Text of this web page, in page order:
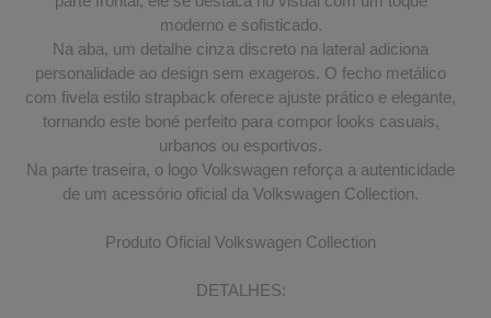
moderno e sofisticado.
Na aba, um detalhe cinza discreto na lateral adiciona
personalidade ao design sem exageros. O fecho metálico
com fivela estilo strapback oferece ajuste prático e elegante,
tornando este boné perfeito para compor looks casuais,
urbanos ou esportivos.
Na parte traseira, o logo Volkswagen reforça a autenticidade
de um acessório oficial da Volkswagen Collection.
Produto Oficial Volkswagen Collection
DETALHES: